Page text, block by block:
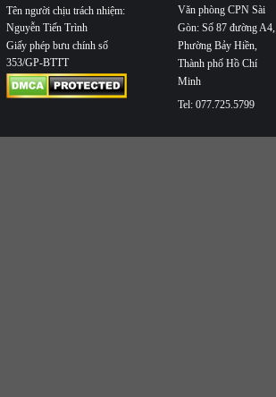
Tên người chịu trách nhiệm:
Nguyễn Tiến Trình
Giấy phép bưu chính số
353/GP-BTTT
Văn phòng CPN Sài
Gòn: Số 87 đường A4,
Phường Bảy Hiền,
Thành phố Hồ Chí
Minh
Tel: 077.725.5799